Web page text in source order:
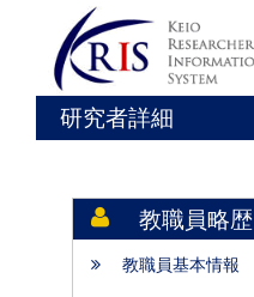
研究者詳細
教職員略歴
教職員基本情報